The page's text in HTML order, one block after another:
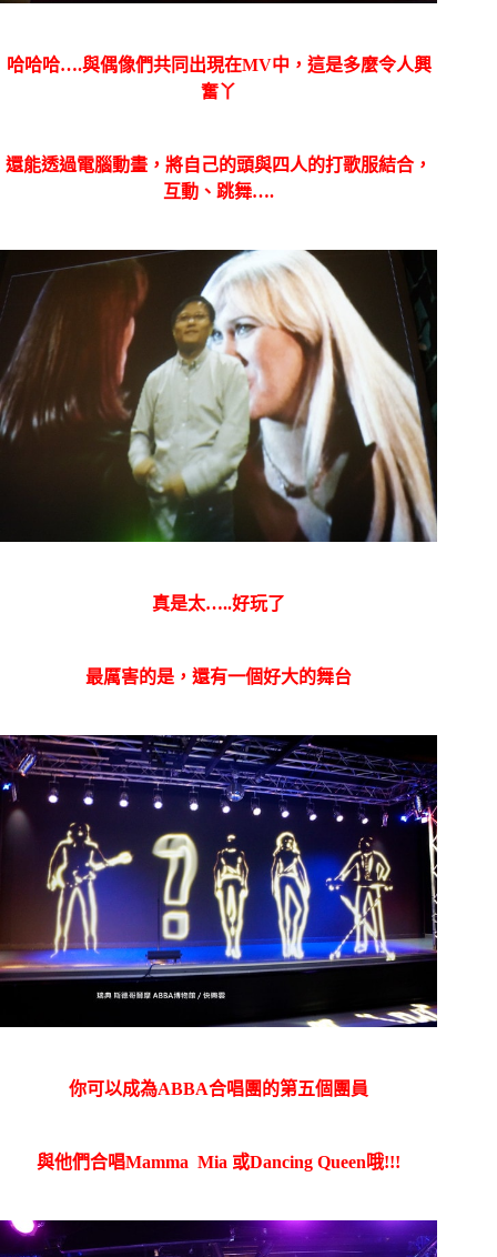
哈哈哈….與偶像們共同出現在MV中，這是多麼令人興
奮丫
還能透過電腦動畫，將自己的頭與四人的打歌服結合，
互動、跳舞….
真是太…..好玩了
最厲害的是，還有一個好大的舞台
你可以成為ABBA合唱團的第五個團員
與他們合唱Mamma Mia 或Dancing Queen哦!!!